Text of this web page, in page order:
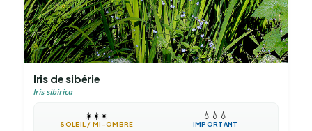
Iris de sibérie
Iris sibirica
☀️☀️☀️
SOLEIL / MI-OMBRE
💧 💧 💧
IMPORTANT